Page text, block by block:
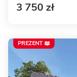
3 750 zł
PREZENT 📖